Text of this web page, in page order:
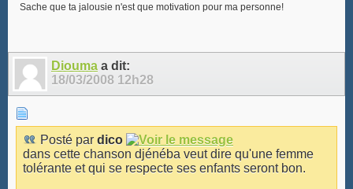
Sache que ta jalousie n'est que motivation pour ma personne!
Diouma a dit:
18/03/2008 12h28
Posté par dico
dans cette chanson djénéba veut dire qu'une femme
tolérante et qui se respecte ses enfants seront bon.